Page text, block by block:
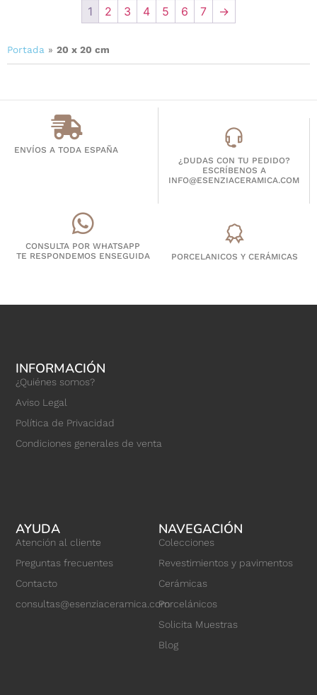
1 2 3 4 5 6 7 →
Portada » 20 x 20 cm
ENVÍOS A TODA ESPAÑA
¿DUDAS CON TU PEDIDO?
ESCRÍBENOS A
INFO@ESENZIACERAMICA.COM
CONSULTA POR WHATSAPP
TE RESPONDEMOS ENSEGUIDA
PORCELANICOS Y CERÁMICAS
NAVEGACIÓN
Colecciones
Revestimientos y pavimentos
Cerámicas
Porcelánicos
Solicita Muestras
Blog
INFORMACIÓN
¿Quiénes somos?
Aviso Legal
Política de Privacidad
Condiciones generales de venta
AYUDA
Atención al cliente
Preguntas frecuentes
Contacto
consultas@esenziaceramica.com